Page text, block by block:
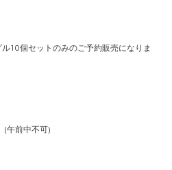
10個セットのみのご予約販売になりま
(午前中不可)